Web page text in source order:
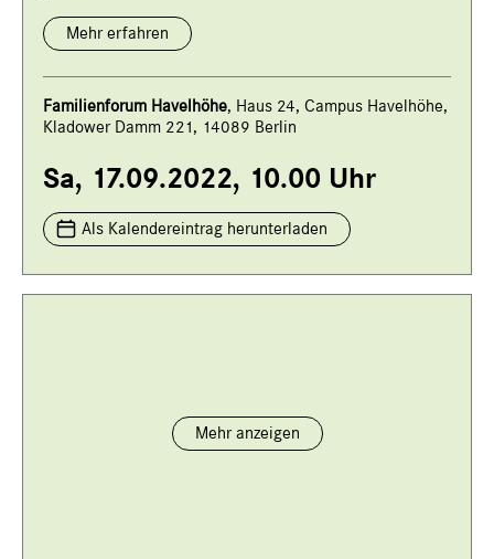
Mehr erfahren
Familienforum Havelhöhe, Haus 24, Campus Havelhöhe,
Kladower Damm 221, 14089 Berlin
Sa, 17.09.2022, 10.00 Uhr
Als Kalendereintrag herunterladen
Mehr anzeigen